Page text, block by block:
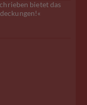
bietet das